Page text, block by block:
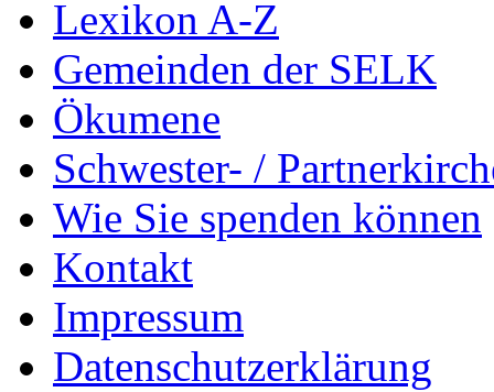
Lexikon A-Z
Gemeinden der SELK
Ökumene
Schwester- /
Wie Sie spenden können
Kontakt
Impressum
Datenschutzerklärung